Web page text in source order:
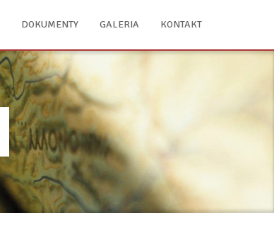
DOKUMENTY GALERIA KONTAKT